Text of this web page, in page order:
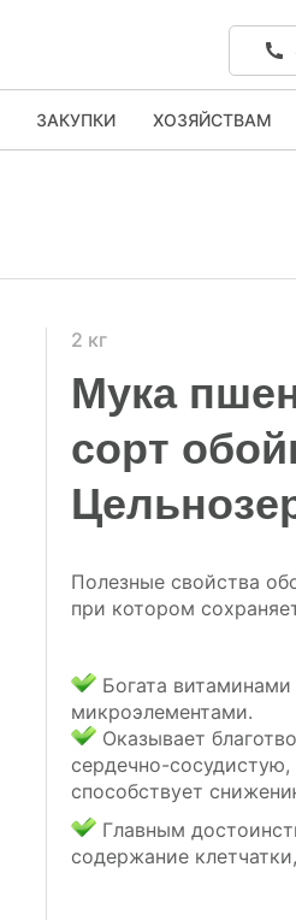
ЗАКУПКИ ХОЗЯЙСТВАМ
2 кг
Мука
сорт
Полезные свойства
при котором
Богата
микроэлементами.
Оказывает
сердечно-
способствует
Главным
содержание